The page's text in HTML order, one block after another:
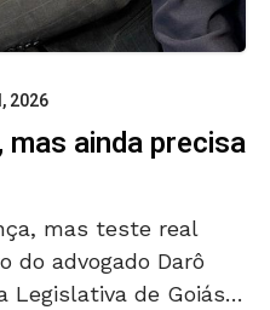
2026
ainda precisa
mas teste real
do advogado Darô
Legislativa de Goiás